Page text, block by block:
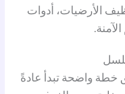
الأرضيات، أدوات
خطة واضحة تبدأ عادةً